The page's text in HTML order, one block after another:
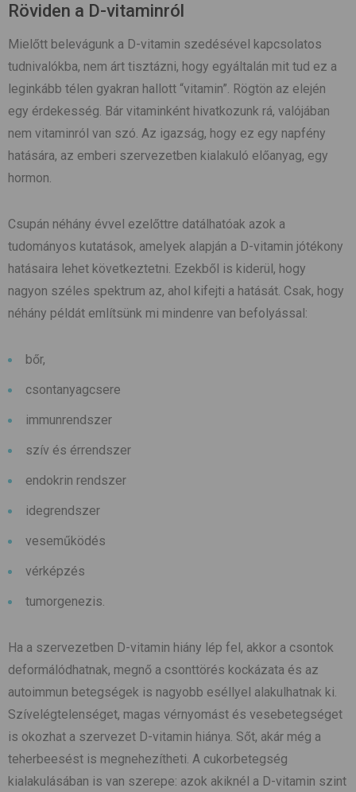
Röviden a D-vitaminról
Mielőtt belevágunk a D-vitamin szedésével kapcsolatos
tudnivalókba, nem árt tisztázni, hogy egyáltalán mit tud ez a
leginkább télen gyakran hallott “vitamin”. Rögtön az elején
egy érdekesség. Bár vitaminként hivatkozunk rá, valójában
nem vitaminról van szó. Az igazság, hogy ez egy napfény
hatására, az emberi szervezetben kialakuló előanyag, egy
hormon.
Csupán néhány évvel ezelőttre datálhatóak azok a
tudományos kutatások, amelyek alapján a D-vitamin jótékony
hatásaira lehet következtetni. Ezekből is kiderül, hogy
nagyon széles spektrum az, ahol kifejti a hatását. Csak, hogy
néhány példát említsünk mi mindenre van befolyással:
bőr,
csontanyagcsere
immunrendszer
szív és érrendszer
endokrin rendszer
idegrendszer
veseműködés
vérképzés
tumorgenezis.
Ha a szervezetben D-vitamin hiány lép fel, akkor a csontok
deformálódhatnak, megnő a csonttörés kockázata és az
autoimmun betegségek is nagyobb eséllyel alakulhatnak ki.
Szívelégtelenséget, magas vérnyomást és vesebetegséget
is okozhat a szervezet D-vitamin hiánya. Sőt, akár még a
teherbeesést is megnehezítheti. A cukorbetegség
kialakulásában is van szerepe: azok akiknél a D-vitamin szint